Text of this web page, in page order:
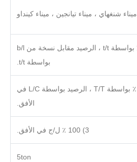
ميناء شنغهاي ، ميناء تيانجين ، ميناء كينداو
1) إيداع 30 ٪ بواسطة t/t ، الرصيد مقابل نسخة من b/l
بواسطة t/t.
2) إيداع 30 ٪ بواسطة T/T ، الرصيد بواسطة L/C في
الأفق.
3) 100 ٪ ل/ج في الأفق.
5ton